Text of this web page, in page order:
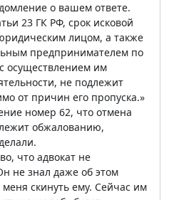
о вашем ответе.
23 ГК РФ, срок исковой
лицом, а также
предпринимателем по
осуществлением им
не подлежит
от причин его пропуска.»
номер 62, что отмена
обжалованию,
что адвокат не
не знал даже об этом
скинуть ему. Сейчас им